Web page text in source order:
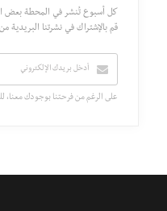
كل أسبوع تُنشر في المحطة بعض
قم بالإشتراك في نشرتنا البريدية
على الرغم من فرحتنا بوجودك معنا،